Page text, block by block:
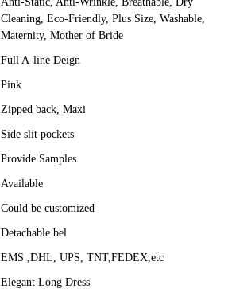
Cleaning, Eco-Friendly, Plus Size, Washable,
Maternity, Mother of Bride
Full A-line Deign
Pink
Zipped back, Maxi
Side slit pockets
Provide Samples
Available
Could be customized
Detachable bel
EMS ,DHL, UPS, TNT,FEDEX,etc
Elegant Long Dress